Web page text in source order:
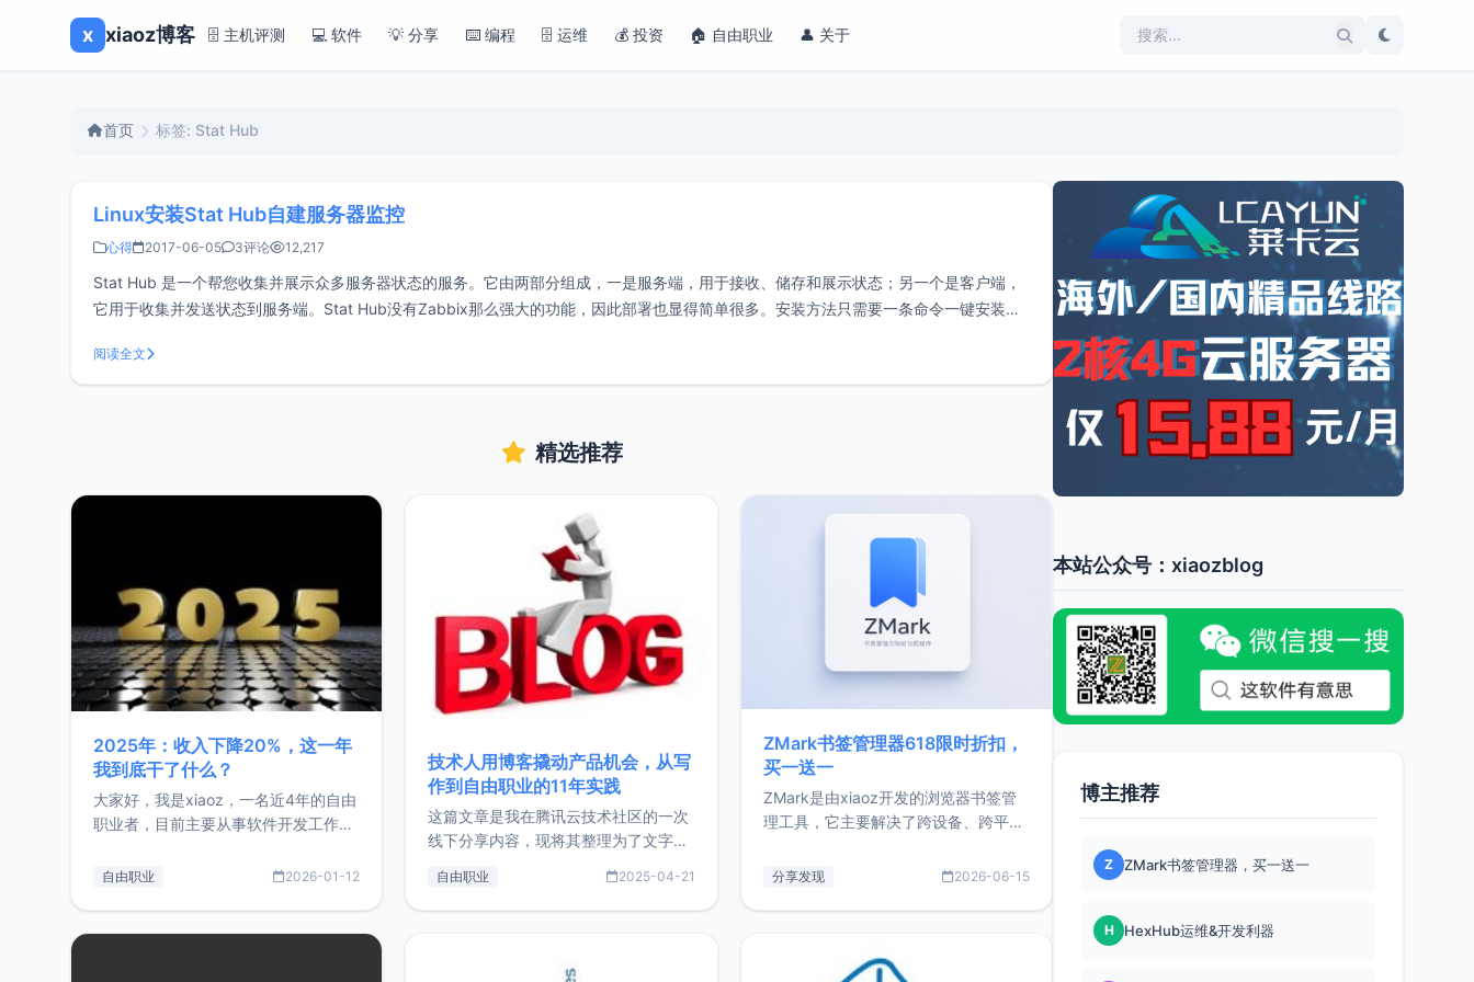
x xiaoz博客 🗄️ 主机评测 💻 软件 💡 分享 ⌨️ 编程 🗄️ 运维 💰 投资 🏠 自由职业 👤 关于
首页 标签: Stat Hub
Linux安装Stat Hub自建服务器监控
心得 2017-06-05 3评论 12,217
Stat Hub 是一个帮您收集并展示众多服务器状态的服务。它由两部分组成，一是服务端，用于接收、储存和展示状态；另一个是客户端，
它用于收集并发送状态到服务端。Stat Hub没有Zabbix那么强大的功能，因此部署也显得简单很多。安装方法只需要一条命令一键安装即
阅读全文
精选推荐
2025年：收入下降20%，这一年
我到底干了什么？
大家好，我是xiaoz，一名近4年的自由
职业者，目前主要从事软件开发工作。
的总结，内容主要包括：工作、学习、
自由职业 2026-01-12
技术人用博客撬动产品机会，从写
作到自由职业的11年实践
这篇文章是我在腾讯云技术社区的一次
线下分享内容，现将其整理为了文字
版，分享了写博客11年来的经历，以及
通过博客过渡到做产品和走向自由职业
的一个小故事。文中还首次公开了我的
自由职业 2025-04-21
ZMark书签管理器618限时折扣，
买一送一
ZMark是由xiaoz开发的浏览器书签管
理工具，它主要解决了跨设备、跨平
做到一处部署、随处访问。同时，它还
量级： 使用Bun + Hono.js
分享发现 2026-06-15
本站公众号：xiaozblog
博主推荐
Z ZMark书签管理器，买一送一
H HexHub运维&开发利器